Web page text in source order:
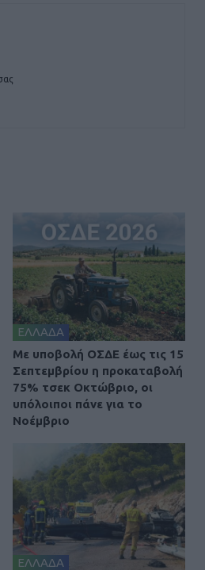
ΕΛΛΑΔΑ
Με υποβολή ΟΣΔΕ έως τις 15
Σεπτεμβρίου η προκαταβολή
75% τσεκ Οκτώβριο, οι
υπόλοιποι πάνε για το
Νοέμβριο
ΕΛΛΑΔΑ